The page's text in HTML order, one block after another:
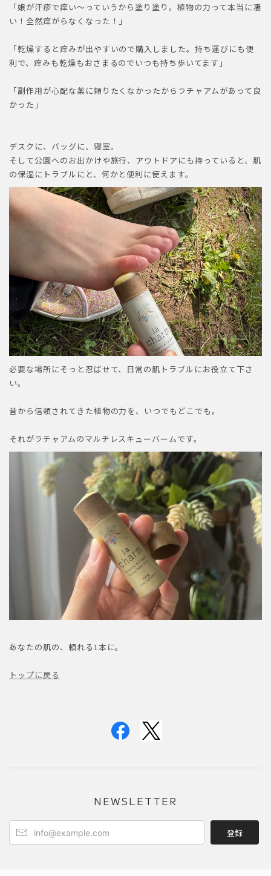
「娘が汗疹で痒い〜っていうから塗り塗り。植物の力って本当に凄
い！全然痒がらなくなった！」
「乾燥すると痒みが出やすいので購入しました。持ち運びにも便
利で、痒みも乾燥もおさまるのでいつも持ち歩いてます」
「副作用が心配な薬に頼りたくなかったからラチャアムがあって良
かった」
デスクに、バッグに、寝室。
そして公園へのお出かけや旅行、アウトドアにも持っていると、肌
の保湿にトラブルにと、何かと便利に使えます。
必要な場所にそっと忍ばせて、日常の肌トラブルにお役立て下さ
い。
昔から信頼されてきた植物の力を、いつでもどこでも。
それがラチャアムのマルチレスキューバームです。
あなたの肌の、頼れる1本に。
トップに戻る
NEWSLETTER
登録